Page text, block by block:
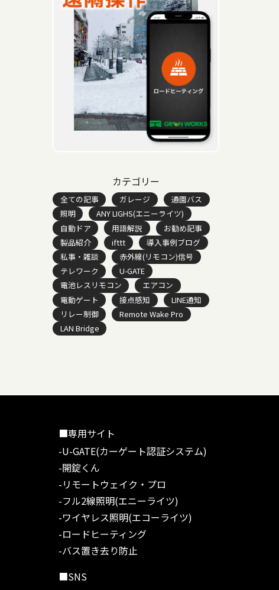
カテゴリー
全ての記事 ガレージ
通園バス
照明
ANY LIGHS(エニーライツ)
自動ドア
用語解説
お勧め記事
製品紹介
ifttt
導入事例ブログ
私事・雑談
赤外線(リモコン)信号
テレワーク
U-GATE
電池レスリモコン
エアコン
電動ゲート
接点感知
LINE通知
リレー制御
Remote Wake Pro
LAN Bridge
■専用サイト
-U-GATE(カーゲート認証システム)
-開錠くん
-リモートウェイク・プロ
-フル2線照明(エニーライツ)
-ワイヤレス照明(エコーライツ)
-ロードヒーティング
-バス置き去り防止
■SNS